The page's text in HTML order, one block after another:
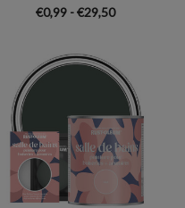
€0,99 - €29,50